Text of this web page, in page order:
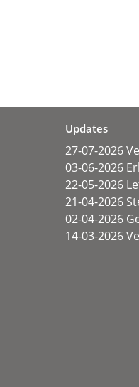
Updates
27-07-2026
03-06-2026
22-05-2026
21-04-2026
02-04-2026
14-03-2026